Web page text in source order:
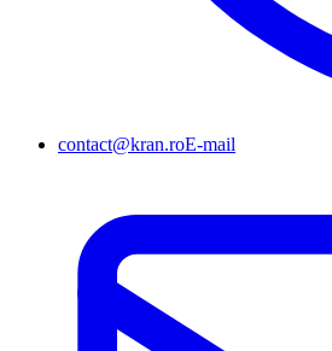
contact@kran.roE-mail